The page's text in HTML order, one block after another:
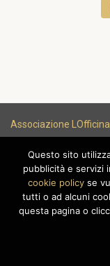
Associazione LOfficina
Questo sito
pubblicità e servizi
cookie policyse
tutti o ad alcuni
questa pagina o